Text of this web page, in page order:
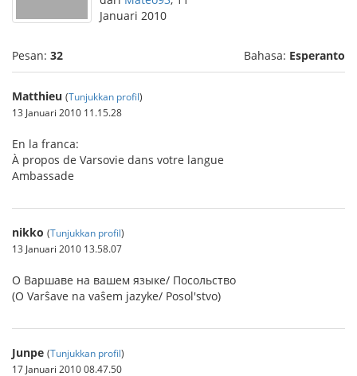
Januari 2010
Pesan: 32 Bahasa: Esperanto
Matthieu (Tunjukkan profil)
13 Januari 2010 11.15.28
En la franca:
À propos de Varsovie dans votre langue
Ambassade
nikko (Tunjukkan profil)
13 Januari 2010 13.58.07
О Варшаве на вашем языке/ Посольство
(O Varŝave na vaŝem jazyke/ Posol'stvo)
Junpe (Tunjukkan profil)
17 Januari 2010 08.47.50